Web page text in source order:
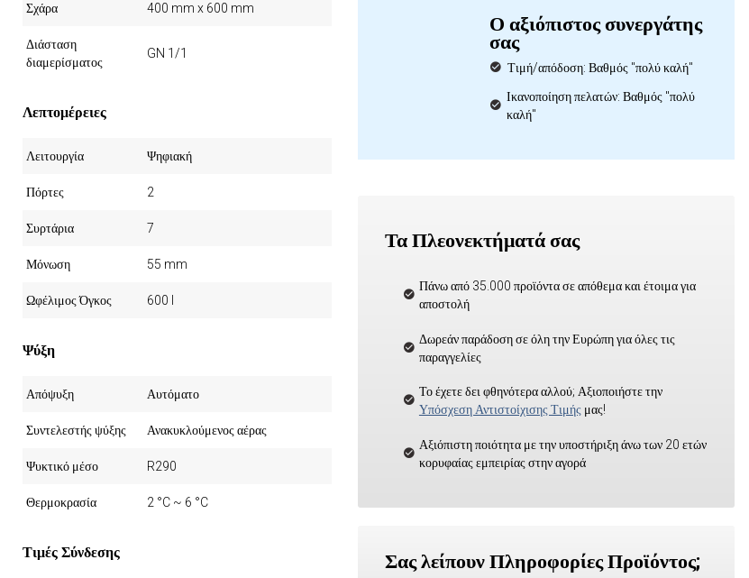
Σχάρα 400 mm x 600 mm
Διάσταση
διαμερίσματος
GN 1/1
Λεπτομέρειες
Λειτουργία Ψηφιακή
Πόρτες 2
Συρτάρια 7
Μόνωση 55 mm
Ωφέλιμος Όγκος 600 l
Ψύξη
Απόψυξη Αυτόματο
Συντελεστής ψύξης Ανακυκλούμενος αέρας
Ψυκτικό μέσο R290
Θερμοκρασία 2 °C ~ 6 °C
Τιμές Σύνδεσης
Ο αξιόπιστος συνεργάτης
σας
Τιμή/απόδοση: Βαθμός "πολύ καλή"
Ικανοποίηση πελατών: Βαθμός "πολύ
καλή"
Τα Πλεονεκτήματά σας
Πάνω από 35.000 προϊόντα σε απόθεμα και έτοιμα για
αποστολή
Δωρεάν παράδοση σε όλη την Ευρώπη για όλες τις
παραγγελίες
Το έχετε δει φθηνότερα αλλού; Αξιοποιήστε την
Υπόσχεση Αντιστοίχισης Τιμής μας!
Αξιόπιστη ποιότητα με την υποστήριξη άνω των 20 ετών
κορυφαίας εμπειρίας στην αγορά
Σας λείπουν Πληροφορίες Προϊόντος;